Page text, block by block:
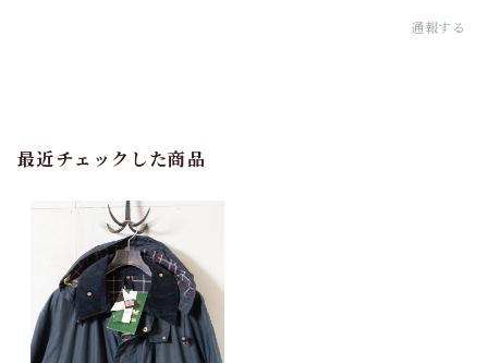
通報する
最近チェックした商品